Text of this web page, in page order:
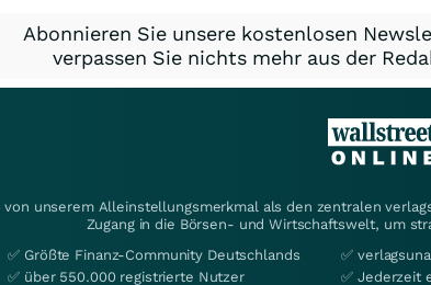
Abonnieren Sie unsere kostenlosen
verpassen Sie nichts mehr aus der
von unserem Alleinstellungsmerkmal als den zentralen
Zugang in die Börsen- und Wirtschaftswelt, um
✅ Größte Finanz-Community Deutschlands
✅ über 550.000 registrierte Nutzer
✅
✅ Jederzeit